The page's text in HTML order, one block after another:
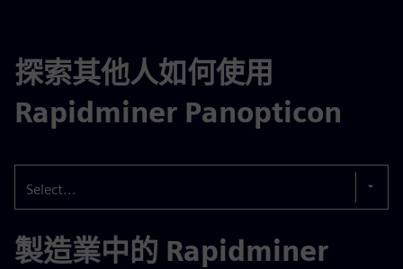
探索其他人如何使用
Rapidminer Panopticon
Select...
製造業中的 Rapidminer